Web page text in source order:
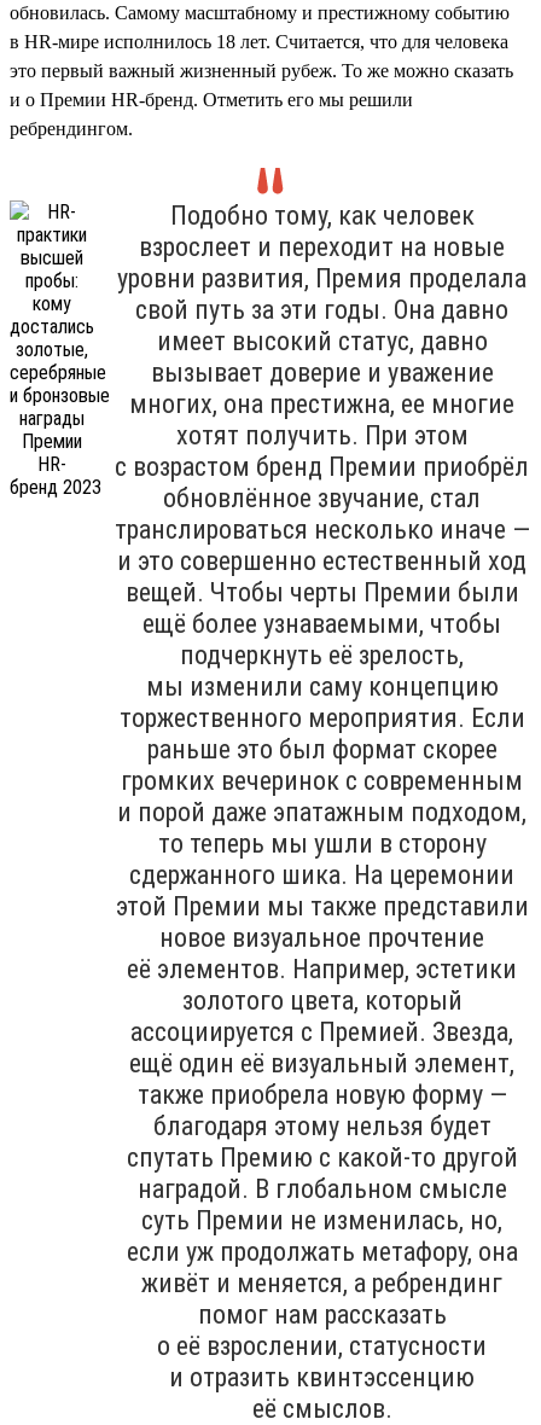
обновилась. Самому масштабному и престижному событию
в HR-мире исполнилось 18 лет. Считается, что для человека
это первый важный жизненный рубеж. То же можно сказать
и о Премии HR-бренд. Отметить его мы решили
ребрендингом.
Подобно тому, как человек
взрослеет и переходит на новые
уровни развития, Премия проделала
свой путь за эти годы. Она давно
имеет высокий статус, давно
вызывает доверие и уважение
многих, она престижна, ее многие
хотят получить. При этом
с возрастом бренд Премии приобрёл
обновлённое звучание, стал
транслироваться несколько иначе —
и это совершенно естественный ход
вещей. Чтобы черты Премии были
ещё более узнаваемыми, чтобы
подчеркнуть её зрелость,
мы изменили саму концепцию
торжественного мероприятия. Если
раньше это был формат скорее
громких вечеринок с современным
и порой даже эпатажным подходом,
то теперь мы ушли в сторону
сдержанного шика. На церемонии
этой Премии мы также представили
новое визуальное прочтение
её элементов. Например, эстетики
золотого цвета, который
ассоциируется с Премией. Звезда,
ещё один её визуальный элемент,
также приобрела новую форму —
благодаря этому нельзя будет
спутать Премию с какой-то другой
наградой. В глобальном смысле
суть Премии не изменилась, но,
если уж продолжать метафору, она
живёт и меняется, а ребрендинг
помог нам рассказать
о её взрослении, статусности
и отразить квинтэссенцию
её смыслов.